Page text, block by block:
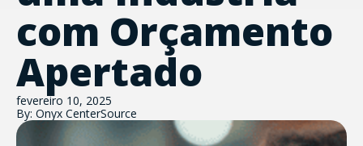
com Orçamento
Apertado
fevereiro 10, 2025
By: Onyx CenterSource